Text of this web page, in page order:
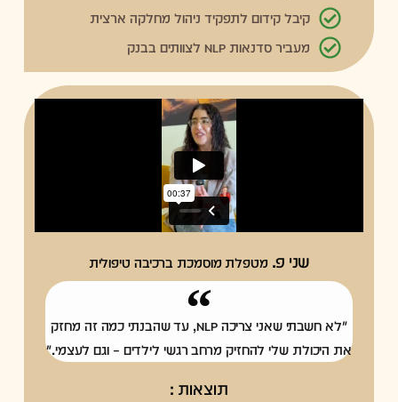
קיבל קידום לתפקיד ניהול מחלקה ארצית
מעביר סדנאות NLP לצוותים בבנק
שני פ. מטפלת מוסמכת ברכיבה טיפולית
"לא חשבתי שאני צריכה NLP, עד שהבנתי כמה זה מחזק
את היכולת שלי להחזיק מרחב רגשי לילדים – וגם לעצמי."
תוצאות :